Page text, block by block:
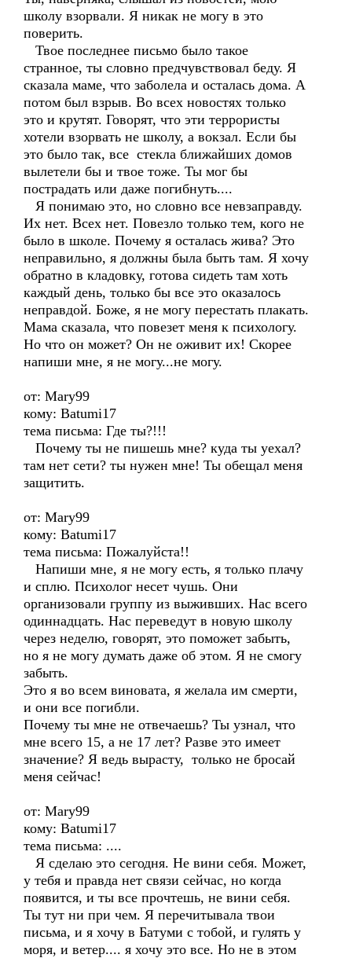
школу взорвали. Я никак не могу в это
поверить.
Твое последнее письмо было такое
странное, ты словно предчувствовал беду. Я
сказала маме, что заболела и осталась дома. А
потом был взрыв. Во всех новостях только
это и крутят. Говорят, что эти террористы
хотели взорвать не школу, а вокзал. Если бы
это было так, все стекла ближайших домов
вылетели бы и твое тоже. Ты мог бы
пострадать или даже погибнуть....
Я понимаю это, но словно все невзаправду.
Их нет. Всех нет. Повезло только тем, кого не
было в школе. Почему я осталась жива? Это
неправильно, я должны была быть там. Я хочу
обратно в кладовку, готова сидеть там хоть
каждый день, только бы все это оказалось
неправдой. Боже, я не могу перестать плакать.
Мама сказала, что повезет меня к психологу.
Но что он может? Он не оживит их! Скорее
напиши мне, я не могу...не могу.
от: Mary99
кому: Batumi17
тема письма: Где ты?!!!
Почему ты не пишешь мне? куда ты уехал?
там нет сети? ты нужен мне! Ты обещал меня
защитить.
от: Mary99
кому: Batumi17
тема письма: Пожалуйста!!
Напиши мне, я не могу есть, я только плачу
и сплю. Психолог несет чушь. Они
организовали группу из выживших. Нас всего
одиннадцать. Нас переведут в новую школу
через неделю, говорят, это поможет забыть,
но я не могу думать даже об этом. Я не смогу
забыть.
Это я во всем виновата, я желала им смерти,
и они все погибли.
Почему ты мне не отвечаешь? Ты узнал, что
мне всего 15, а не 17 лет? Разве это имеет
значение? Я ведь вырасту, только не бросай
меня сейчас!
от: Mary99
кому: Batumi17
тема письма: ....
Я сделаю это сегодня. Не вини себя. Может,
у тебя и правда нет связи сейчас, но когда
появится, и ты все прочтешь, не вини себя.
Ты тут ни при чем. Я перечитывала твои
письма, и я хочу в Батуми с тобой, и гулять у
моря, и ветер.... я хочу это все. Но не в этом